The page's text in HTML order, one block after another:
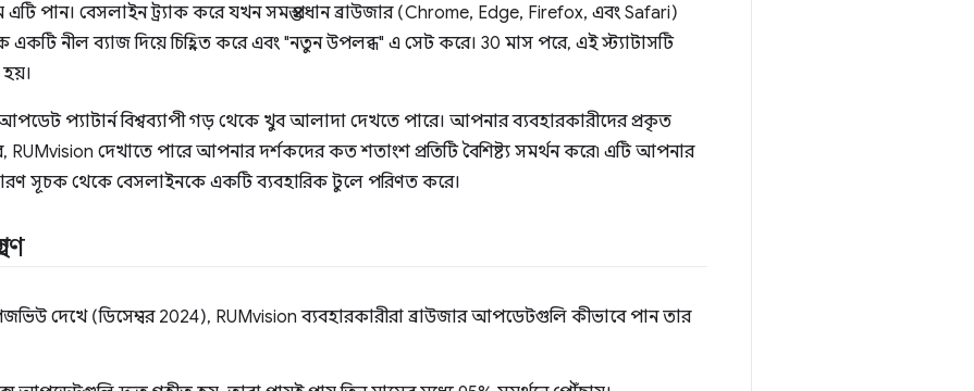
পান। বেসলাইন ট্র্যাক করে যখন সমস্ত প্রধান ব্রাউজার (Chrome, Edge, Firefox, এবং Safari)
একটি নীল ব্যাজ দিয়ে চিহ্নিত করে এবং "নতুন উপলব্ধ" এ সেট করে। 30 মাস পরে, এই স্ট্যাটাসটি
প্যাটার্ন বিশ্বব্যাপী গড় থেকে খুব আলাদা দেখতে পারে। আপনার ব্যবহারকারীদের প্রকৃত
RUMvision দেখাতে পারে আপনার দর্শকদের কত শতাংশ প্রতিটি বৈশিষ্ট্য সমর্থন করে৷ এটি আপনার
সূচক থেকে বেসলাইনকে একটি ব্যবহারিক টুলে পরিণত করে।
দেখে (ডিসেম্বর 2024), RUMvision ব্যবহারকারীরা ব্রাউজার আপডেটগুলি কীভাবে পান তার